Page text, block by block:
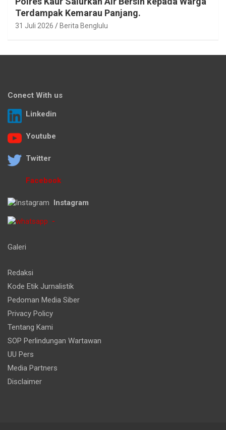
Terdampak Kemarau Panjang.
31 Juli 2026 Berita Benglulu
Conect With us
Linkedin
Youtube
Twitter
Facebook
Instagram
Galeri
Redaksi
Kode Etik Jurnalistik
Pedoman Media Siber
Privacy Policy
Tentang Kami
SOP Perlindungan Wartawan
UU Pers
Media Partners
Disclaimer